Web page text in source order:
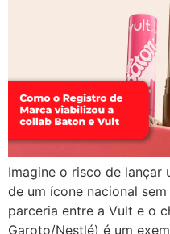
Imagine o risco de
de um ícone nacional
parceria entre a Vult e o
Garoto/Nestlé) é um